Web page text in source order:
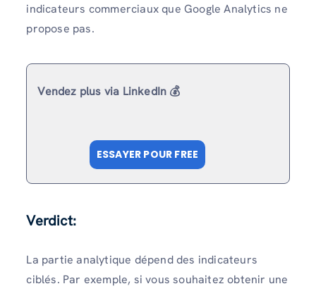
indicateurs commerciaux que Google Analytics ne
propose pas.
Vendez plus via LinkedIn 💰
ESSAYER POUR FREE
Verdict:
La partie analytique dépend des indicateurs
ciblés. Par exemple, si vous souhaitez obtenir une